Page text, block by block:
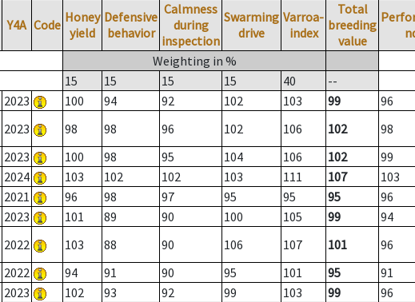
Y4A Code Honey
yield
Defensive
behavior
Calmness
during
inspection
Swarming
drive
Varroa-
index
Total
breeding
value
Weighting in %
15
15 15 15 40
--
2023 100 94 92 102 103 99
96
2023 98 98 96 102 106 102
98
2023 100 98 95 104 106 102
99
2024 103 102 102 103 111 107
103
2021 96 98 97 95 95 95
96
2023 101 89 90 100 105 99
94
2022 103 88 90 106 107 101
96
2022 94 91 90 95 101 95
91
2023 102 93 92 99 103 99
96